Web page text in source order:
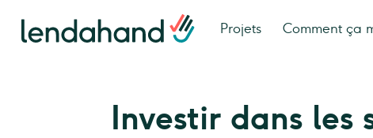
Projets Comment ça
Investir dans